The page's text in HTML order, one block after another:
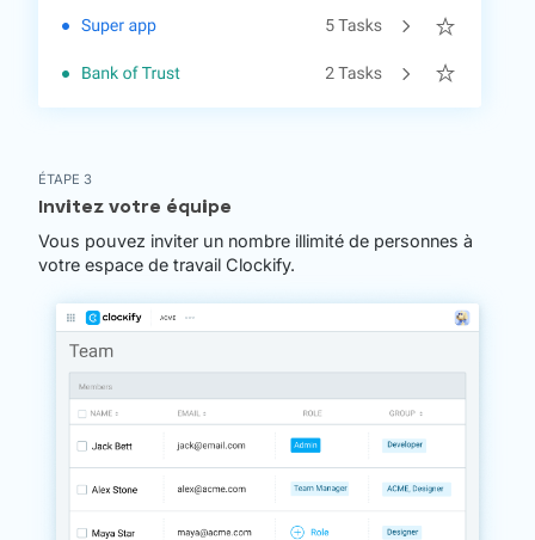
ÉTAPE 3
Invitez votre équipe
Vous pouvez inviter un nombre illimité de personnes à
votre espace de travail Clockify.